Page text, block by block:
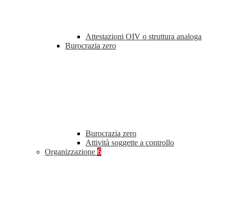
Attestazioni OIV o struttura analoga
Burocrazia zero
Burocrazia zero
Attività soggette a controllo
Organizzazione 6